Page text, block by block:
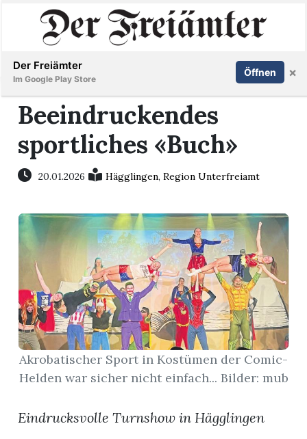
Immobilien
Veranstaltungen
Stellen
Paper
Newsletter
App
Inserieren Abonnieren Anmelden
Beeindruckendes
sportliches «Buch»
20.01.2026 Hägglingen,Region Unterfreiamt
Akrobatischer Sport in Kostümen der Comic-
Helden war sicher nicht einfach... Bilder: mub
Eindrucksvolle Turnshow in Hägglingen
Der Freiämter
Im Google Play Store
Öffnen ×